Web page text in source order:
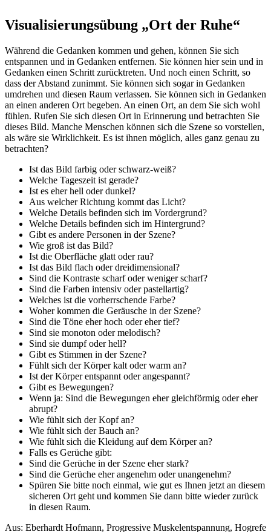
Visualisierungsübung „Ort der Ruhe“
Während die Gedanken kommen und gehen, können Sie sich
entspannen und in Gedanken entfernen. Sie können hier sein und in
Gedanken einen Schritt zurücktreten. Und noch einen Schritt, so
dass der Abstand zunimmt. Sie können sich sogar in Gedanken
umdrehen und diesen Raum verlassen. Sie können sich in Gedanken
an einen anderen Ort begeben. An einen Ort, an dem Sie sich wohl
fühlen. Rufen Sie sich diesen Ort in Erinnerung und betrachten Sie
dieses Bild. Manche Menschen können sich die Szene so vorstellen,
als wäre sie Wirklichkeit. Es ist ihnen möglich, alles ganz genau zu
betrachten?
Ist das Bild farbig oder schwarz-weiß?
Welche Tageszeit ist gerade?
Ist es eher hell oder dunkel?
Aus welcher Richtung kommt das Licht?
Welche Details befinden sich im Vordergrund?
Welche Details befinden sich im Hintergrund?
Gibt es andere Personen in der Szene?
Wie groß ist das Bild?
Ist die Oberfläche glatt oder rau?
Ist das Bild flach oder dreidimensional?
Sind die Kontraste scharf oder weniger scharf?
Sind die Farben intensiv oder pastellartig?
Welches ist die vorherrschende Farbe?
Woher kommen die Geräusche in der Szene?
Sind die Töne eher hoch oder eher tief?
Sind sie monoton oder melodisch?
Sind sie dumpf oder hell?
Gibt es Stimmen in der Szene?
Fühlt sich der Körper kalt oder warm an?
Ist der Körper entspannt oder angespannt?
Gibt es Bewegungen?
Wenn ja: Sind die Bewegungen eher gleichförmig oder eher
abrupt?
Wie fühlt sich der Kopf an?
Wie fühlt sich der Bauch an?
Wie fühlt sich die Kleidung auf dem Körper an?
Falls es Gerüche gibt:
Sind die Gerüche in der Szene eher stark?
Sind die Gerüche eher angenehm oder unangenehm?
Spüren Sie bitte noch einmal, wie gut es Ihnen jetzt an diesem
sicheren Ort geht und kommen Sie dann bitte wieder zurück
in diesen Raum.
Aus: Eberhardt Hofmann, Progressive Muskelentspannung, Hogrefe